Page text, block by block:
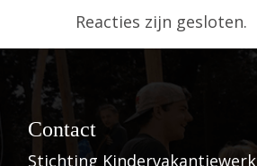
Reacties zijn gesloten.
Contact
Stichting Kindervakantiewerk